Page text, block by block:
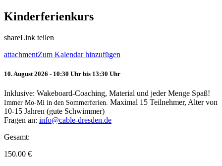
Kinderferienkurs
shareLink teilen
attachmentZum Kalendar hinzufügen
10. August 2026 - 10:30 Uhr bis 13:30 Uhr
Inklusive: Wakeboard-Coaching, Material und jeder Menge Spaß!
Immer Mo-Mi in den Sommerferien. Maximal 15 Teilnehmer, Alter von
10-15 Jahren (gute Schwimmer)
Fragen an: info@cable-dresden.de
Gesamt:
150.00 €